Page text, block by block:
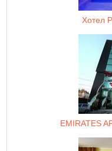
Хотел
EMIRATES